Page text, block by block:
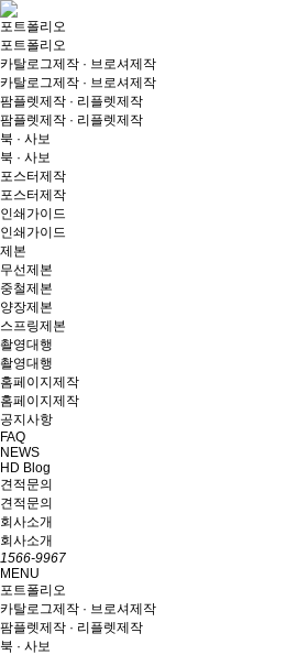
포트폴리오
포트폴리오
카탈로그제작 · 브로셔제작
카탈로그제작 · 브로셔제작
팜플렛제작 · 리플렛제작
팜플렛제작 · 리플렛제작
북 · 사보
북 · 사보
포스터제작
포스터제작
인쇄가이드
인쇄가이드
제본
무선제본
중철제본
양장제본
스프링제본
촬영대행
촬영대행
홈페이지제작
홈페이지제작
공지사항
FAQ
NEWS
HD Blog
견적문의
견적문의
회사소개
회사소개
1566-9967
MENU
포트폴리오
카탈로그제작 · 브로셔제작
팜플렛제작 · 리플렛제작
북 · 사보